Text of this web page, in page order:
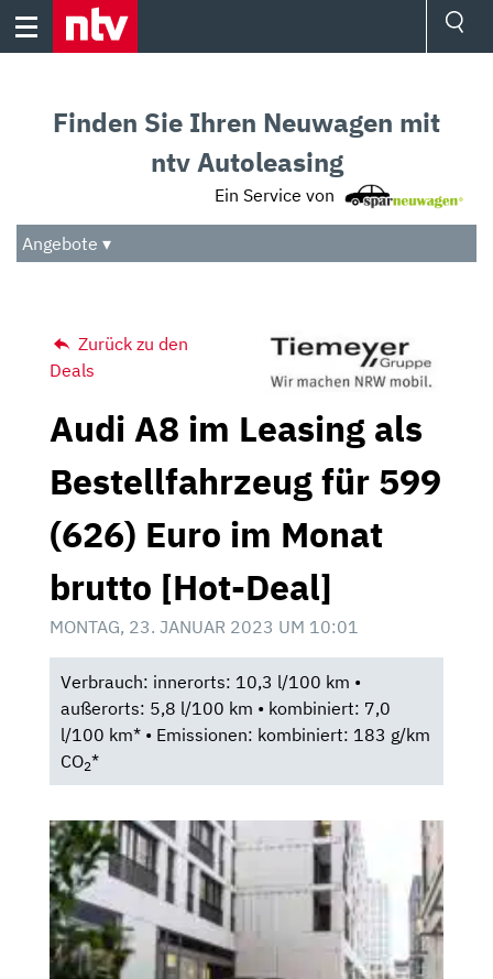
Skip
Audio
Das Beste
Finden Sie Ihren Neuwagen mit
ntv Autoleasing
Ein Service von
Angebote ▾
Zurück zu den
Deals
Audi A8 im Leasing als
Bestellfahrzeug für 599
(626) Euro im Monat
brutto [Hot-Deal]
MONTAG, 23. JANUAR 2023 UM 10:01
Verbrauch: innerorts: 10,3 l/100 km •
außerorts: 5,8 l/100 km • kombiniert: 7,0
l/100 km* • Emissionen: kombiniert: 183 g/km
CO2*